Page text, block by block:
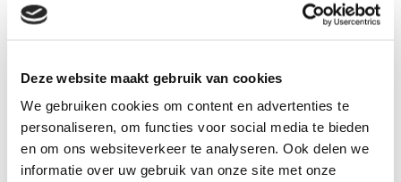
Deze website maakt gebruik van cookies
We gebruiken cookies om content en advertenties te
personaliseren, om functies voor social media te bieden
en om ons websiteverkeer te analyseren. Ook delen we
informatie over uw gebruik van onze site met onze
Specificaties
Reviews